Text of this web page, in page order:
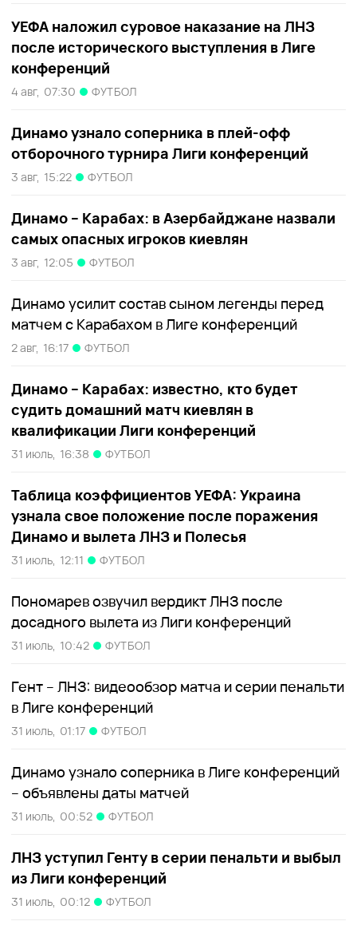
УЕФА наложил суровое наказание на ЛНЗ
после исторического выступления в Лиге
конференций
4 авг, 07:30 ФУТБОЛ
Динамо узнало соперника в плей-офф
отборочного турнира Лиги конференций
3 авг, 15:22 ФУТБОЛ
Динамо – Карабах: в Азербайджане назвали
самых опасных игроков киевлян
3 авг, 12:05 ФУТБОЛ
Динамо усилит состав сыном легенды перед
матчем с Карабахом в Лиге конференций
2 авг, 16:17 ФУТБОЛ
Динамо – Карабах: известно, кто будет
судить домашний матч киевлян в
квалификации Лиги конференций
31 июль, 16:38 ФУТБОЛ
Таблица коэффициентов УЕФА: Украина
узнала свое положение после поражения
Динамо и вылета ЛНЗ и Полесья
31 июль, 12:11 ФУТБОЛ
Пономарев озвучил вердикт ЛНЗ после
досадного вылета из Лиги конференций
31 июль, 10:42 ФУТБОЛ
Гент – ЛНЗ: видеообзор матча и серии пенальти
в Лиге конференций
31 июль, 01:17 ФУТБОЛ
Динамо узнало соперника в Лиге конференций
– объявлены даты матчей
31 июль, 00:52 ФУТБОЛ
ЛНЗ уступил Генту в серии пенальти и выбыл
из Лиги конференций
31 июль, 00:12 ФУТБОЛ